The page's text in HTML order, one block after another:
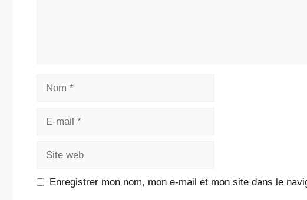
Enregistrer mon nom, mon e-mail et mon site dans le